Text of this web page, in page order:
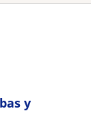
y